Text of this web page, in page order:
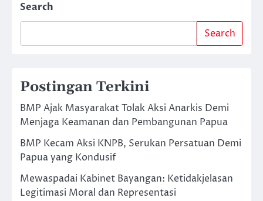
Search
Search
Postingan Terkini
BMP Ajak Masyarakat Tolak Aksi Anarkis Demi
Menjaga Keamanan dan Pembangunan Papua
BMP Kecam Aksi KNPB, Serukan Persatuan Demi
Papua yang Kondusif
Mewaspadai Kabinet Bayangan: Ketidakjelasan
Legitimasi Moral dan Representasi